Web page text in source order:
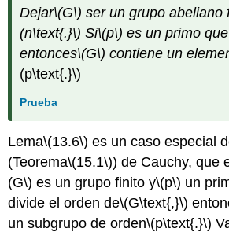
Dejar\(G\) ser un grupo abeliano
(n\text{.}\) Si\(p\) es un primo
entonces\(G\) contiene un
(p\text{.}\)
Prueba
Lema\(13.6\) es un caso especial
(Teorema\(15.1\)) de Cauchy, que
(G\) es un grupo finito y\(p\) un
divide el orden de\(G\text{,}\)
un subgrupo de orden\(p\text{.}\)